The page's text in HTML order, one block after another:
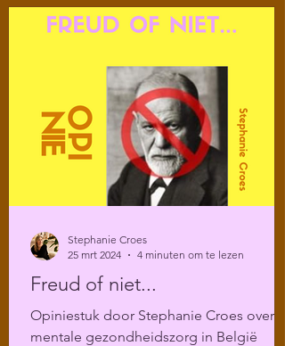
Freud of niet...
Opiniestuk door Stephanie Croes over
mentale gezondheidszorg in België
Stephanie Croes
25 mrt 2024
4 minuten om te lezen